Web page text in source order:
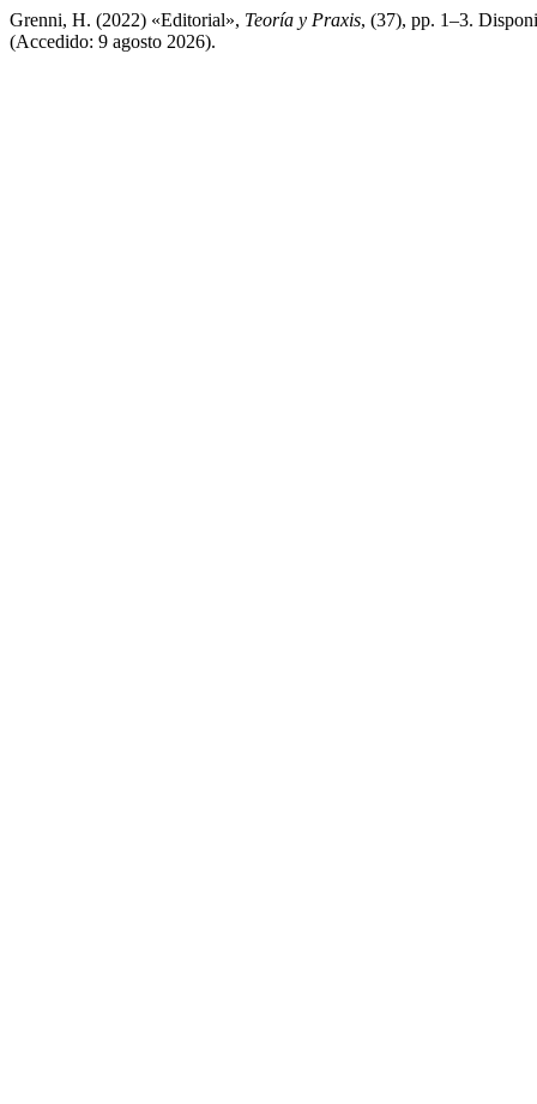
Grenni, H. (2022) «Editorial», Teoría y Praxis, (37), pp. 1–3.
(Accedido: 9 agosto 2026).